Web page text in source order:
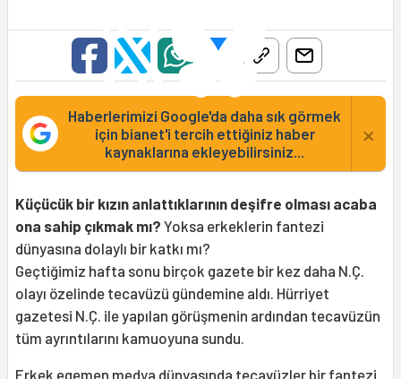
Haberlerimizi Google'da daha sık görmek
için bianet'i tercih ettiğiniz haber
kaynaklarına ekleyebilirsiniz...
×
Küçücük bir kızın anlattıklarının deşifre olması acaba
ona sahip çıkmak mı? Yoksa erkeklerin fantezi
dünyasına dolaylı bir katkı mı?
Geçtiğimiz hafta sonu birçok gazete bir kez daha N.Ç.
olayı özelinde tecavüzü gündemine aldı. Hürriyet
gazetesi N.Ç. ile yapılan görüşmenin ardından tecavüzün
tüm ayrıntılarını kamuoyuna sundu.
Erkek egemen medya dünyasında tecavüzler bir fantezi